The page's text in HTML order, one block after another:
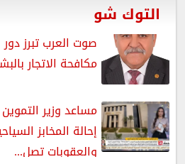
التوك شو
صوت العرب تبرز
مكافحة الاتجار
مساعد وزير
إحالة المخابز
والعقوبات تصل...